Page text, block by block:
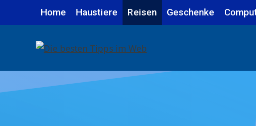
Inhalt
Home Haustiere Reisen Geschenke